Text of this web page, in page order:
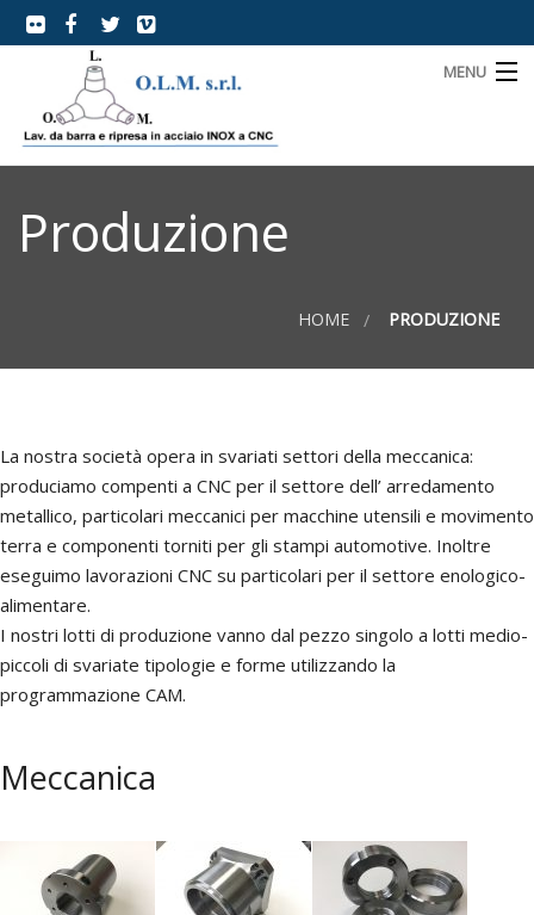
MENU
Chi siamo
Lavora con noi
Produzione
HOME PRODUZIONE
La nostra società opera in svariati settori della meccanica:
produciamo compenti a CNC per il settore dell’ arredamento
metallico, particolari meccanici per macchine utensili e movimento
terra e componenti torniti per gli stampi automotive. Inoltre
eseguimo lavorazioni CNC su particolari per il settore enologico-
alimentare.
I nostri lotti di produzione vanno dal pezzo singolo a lotti medio-
piccoli di svariate tipologie e forme utilizzando la
programmazione CAM.
Meccanica